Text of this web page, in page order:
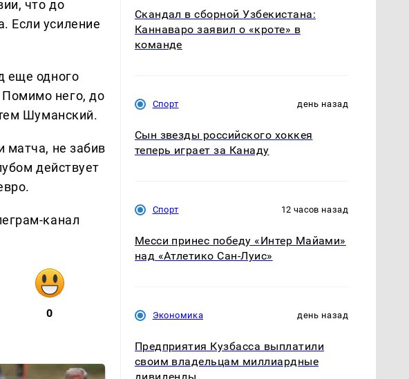
что до
Если усиление
еще одного
него, до
Шуманский.
матча, не забив
действует
канал
0
Скандал в сборной Узбекистана:
Каннаваро заявил о «кроте» в
команде
Спорт день назад
Сын звезды российского хоккея
теперь играет за Канаду
Спорт 12 часов назад
Месси принес победу «Интер Майами»
над «Атлетико Сан-Луис»
Экономика день назад
Предприятия Кузбасса выплатили
своим владельцам миллиардные